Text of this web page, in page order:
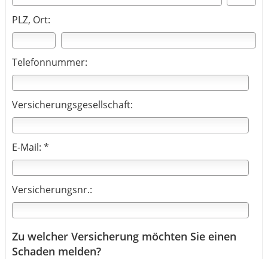
PLZ, Ort:
Telefonnummer:
Versicherungsgesellschaft:
E-Mail: *
Versicherungsnr.:
Zu welcher Versicherung möchten Sie einen
Schaden melden?